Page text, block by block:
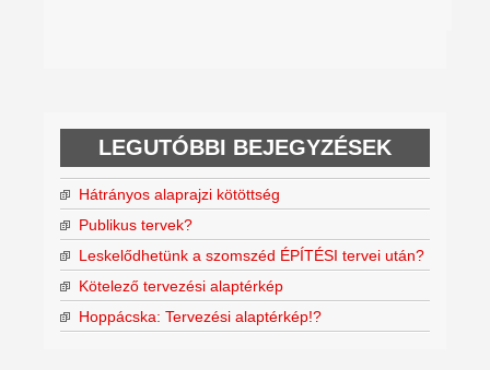
LEGUTÓBBI BEJEGYZÉSEK
Hátrányos alaprajzi kötöttség
Publikus tervek?
Leskelődhetünk a szomszéd ÉPÍTÉSI tervei után?
Kötelező tervezési alaptérkép
Hoppácska: Tervezési alaptérkép!?